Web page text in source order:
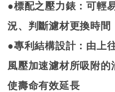
●標配之壓力錶：可輕
況、 判斷濾材更換時間
●專利結構設計：由上
風壓加速濾材所吸附的
使壽命有效延長